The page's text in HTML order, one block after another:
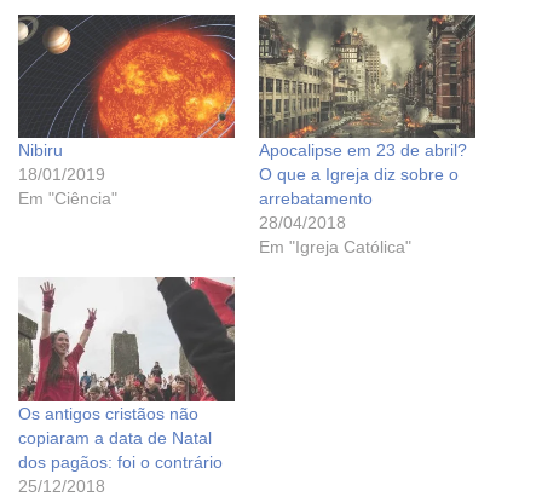
Nibiru
18/01/2019
Em "Ciência"
Apocalipse em 23 de abril?
O que a Igreja diz sobre o
arrebatamento
28/04/2018
Em "Igreja Católica"
Os antigos cristãos não
copiaram a data de Natal
dos pagãos: foi o contrário
25/12/2018